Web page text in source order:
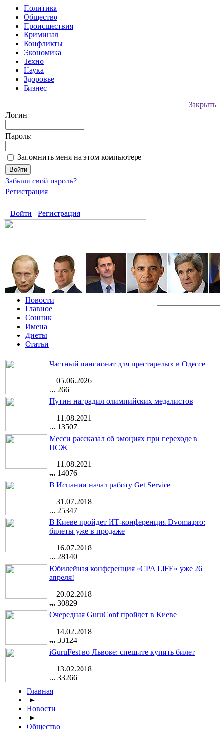
Политика
Общество
Происшествия
Криминал
Конфликты
Экономика
Техно
Наука
Здоровье
Бизнес
Закрыть
Логин:
Пароль:
Запомнить меня на этом компьютере
Забыли свой пароль?
Регистрация
Войти Регистрация
Новости
Главное
Сонник
Имена
Диеты
Статьи
Частный пансионат для престарелых в Одессе
05.06.2026
266
Путин наградил олимпийских медалистов
11.08.2021
13507
Месси рассказал об эмоциях при переходе в
ПСЖ
11.08.2021
14076
В Испании начал работу Get Service
31.07.2018
25347
В Киеве пройдет ИТ-конференция Dvoma.pro:
билеты уже в продаже
16.07.2018
28140
Юбилейная конференция «CPA LIFE» уже 26
апреля!
20.02.2018
30829
Очередная GuruConf пройдет в Киеве
14.02.2018
33124
iGuruFest во Львове: спешите купить билет
13.02.2018
33266
Главная
►
Новости
►
Общество